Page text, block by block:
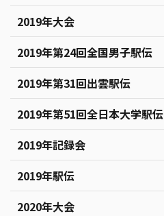
2019年大会
2019年第24回全国男子駅伝
2019年第31回出雲駅伝
2019年第51回全日本大学駅伝
2019年記録会
2019年駅伝
2020年大会